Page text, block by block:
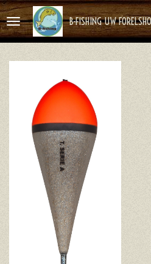
Ga
direct
de
hoofdinhoud